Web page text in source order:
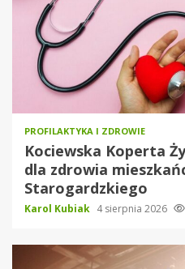
PROFILAKTYKA I ZDROWIE
Kociewska Koperta
dla zdrowia
Starogardzkiego
Karol Kubiak 4 sierpnia 2026